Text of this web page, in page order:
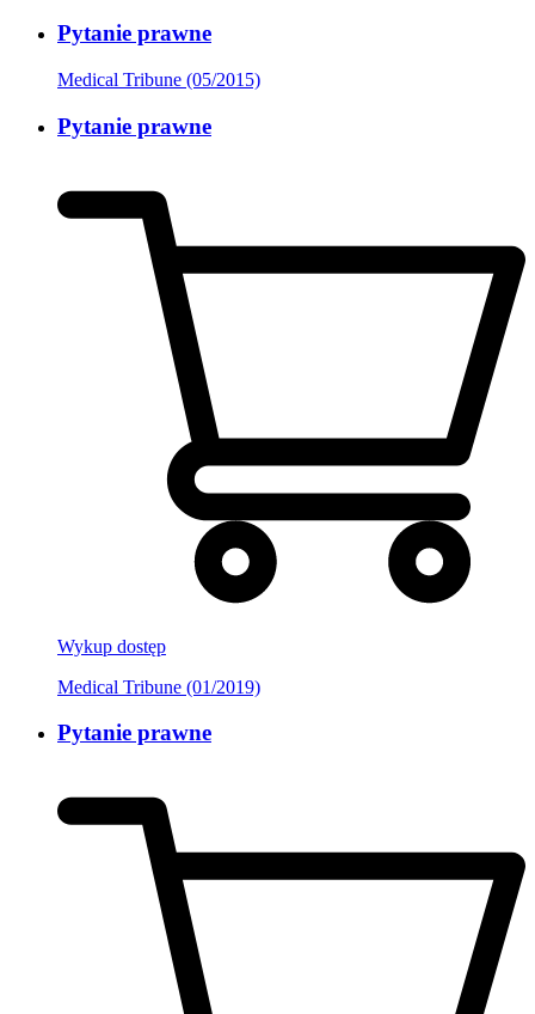
Pytanie prawne
Medical Tribune (05/2015)
Pytanie prawne
Wykup dostęp
Medical Tribune (01/2019)
Pytanie prawne